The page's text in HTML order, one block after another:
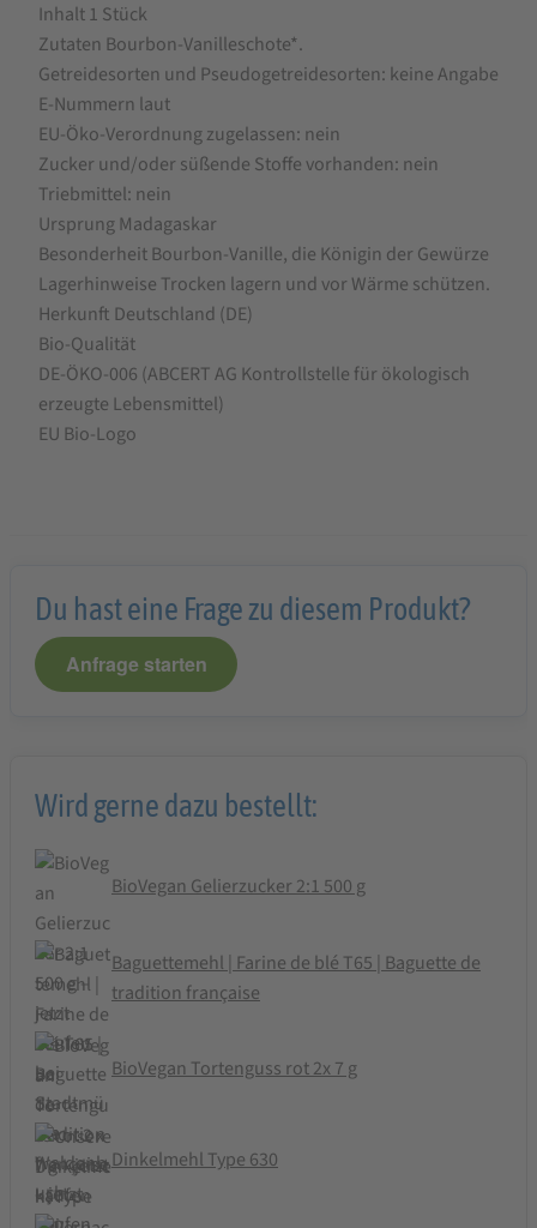
Inhalt 1 Stück
Zutaten Bourbon-Vanilleschote*.
Getreidesorten und Pseudogetreidesorten: keine Angabe
E-Nummern laut
EU-Öko-Verordnung zugelassen: nein
Zucker und/oder ­süßende Stoffe vorhanden: nein
Triebmittel: nein
Ursprung Madagaskar
Besonderheit Bourbon-Vanille, die Königin der Gewürze
Lagerhinweise Trocken lagern und vor Wärme schützen.
Herkunft Deutschland (DE)
Bio-Qualität
DE-ÖKO-006 (ABCERT AG Kontrollstelle für ökologisch
erzeugte Lebensmittel)
EU Bio-Logo
Du hast eine Frage zu diesem Produkt?
Anfrage starten
Wird gerne dazu bestellt:
BioVegan Gelierzucker 2:1 500 g
Baguettemehl | Farine de blé T65 | Baguette de
tradition française
BioVegan Tortenguss rot 2x 7 g
Dinkelmehl Type 630